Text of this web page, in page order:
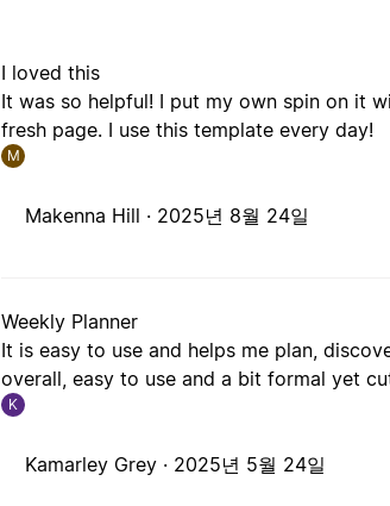
I loved this
It was so helpful! I put my own spin on it
fresh page. I use this template every day!
M
Makenna Hill · 2025년 8월 24일
Weekly Planner
It is easy to use and helps me plan,
overall, easy to use and a bit formal yet
K
Kamarley Grey · 2025년 5월 24일